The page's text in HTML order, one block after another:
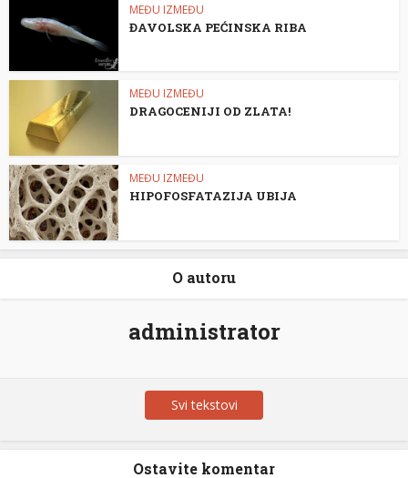
MEĐU IZMEĐU
ĐAVOLSKA PEĆINSKA RIBA
MEĐU IZMEĐU
DRAGOCENIJI OD ZLATA!
MEĐU IZMEĐU
HIPOFOSFATAZIJA UBIJA
O autoru
administrator
Svi tekstovi
Ostavite komentar